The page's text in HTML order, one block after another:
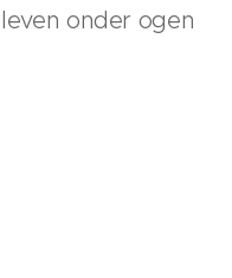
onder ogen